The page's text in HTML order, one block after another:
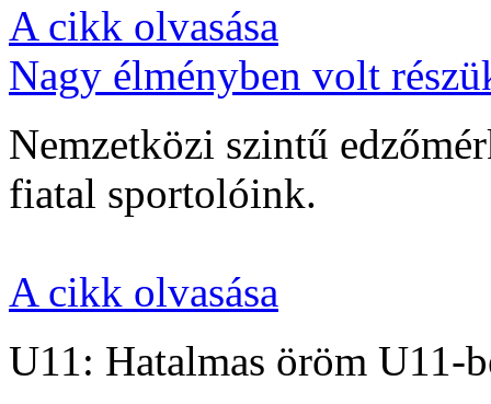
A cikk olvasása
Nagy élményben volt
Nemzetközi szintű
fiatal sportolóink.
A cikk olvasása
U11: Hatalmas öröm U11-